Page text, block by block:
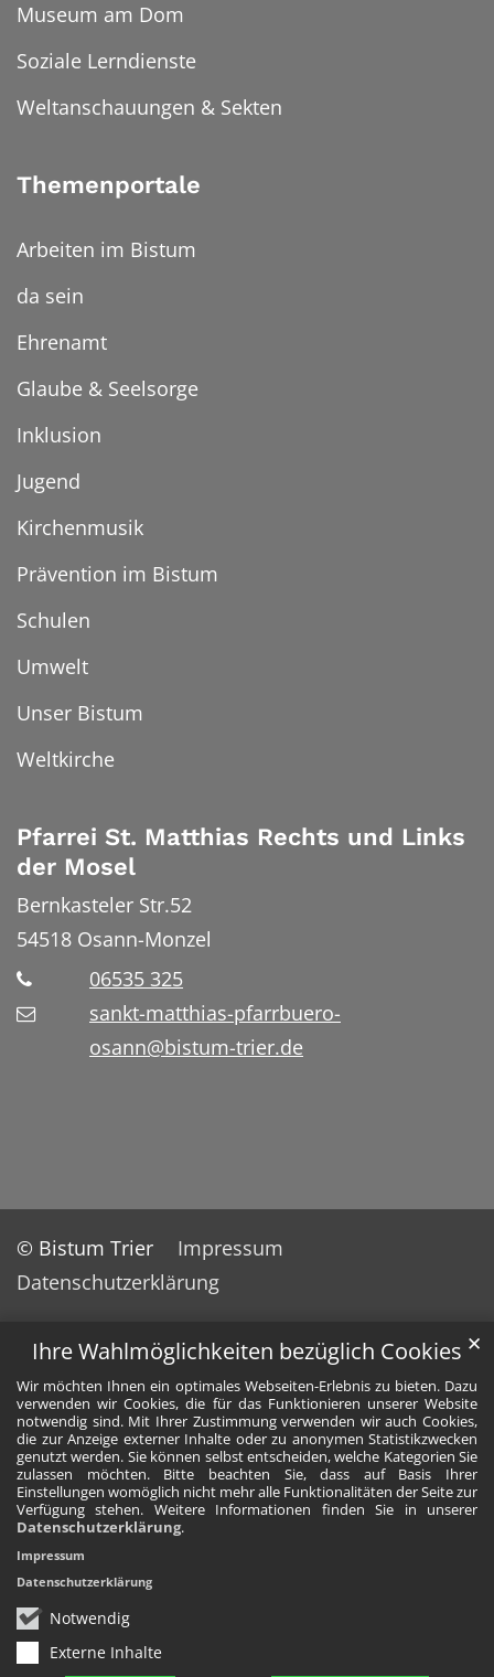
Ihre Wahlmöglichkeiten bezüglich Cookies
Wir möchten Ihnen ein optimales Webseiten-Erlebnis zu bieten. Dazu
verwenden wir Cookies, die für das Funktionieren unserer Website
notwendig sind. Mit Ihrer Zustimmung verwenden wir auch Cookies,
die zur Anzeige externer Inhalte oder zu anonymen Statistikzwecken
genutzt werden. Sie können selbst entscheiden, welche Kategorien Sie
zulassen möchten. Bitte beachten Sie, dass auf Basis Ihrer
Einstellungen womöglich nicht mehr alle Funktionalitäten der Seite zur
Verfügung stehen. Weitere Informationen finden Sie in unserer
Datenschutzerklärung.
Notwendig
Externe Inhalte
✕
Impressum
Datenschutzerklärung
Museum am Dom
Soziale Lerndienste
Weltanschauungen & Sekten
Themenportale
Arbeiten im Bistum
da sein
Ehrenamt
Glaube & Seelsorge
Inklusion
Jugend
Kirchenmusik
Prävention im Bistum
Schulen
Umwelt
Unser Bistum
Weltkirche
Pfarrei St. Matthias Rechts und Links
der Mosel
Bernkasteler Str.52
54518 Osann-Monzel
06535 325
sankt-matthias-pfarrbuero-
osann@bistum-trier.de
© Bistum Trier
Impressum
Datenschutzerklärung